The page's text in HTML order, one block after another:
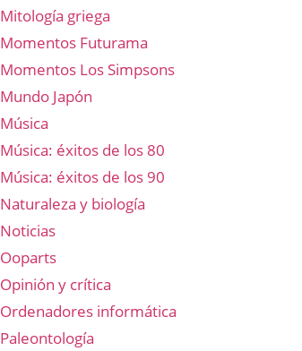
Mitología griega
Momentos Futurama
Momentos Los Simpsons
Mundo Japón
Música
Música: éxitos de los 80
Música: éxitos de los 90
Naturaleza y biología
Noticias
Ooparts
Opinión y crítica
Ordenadores informática
Paleontología